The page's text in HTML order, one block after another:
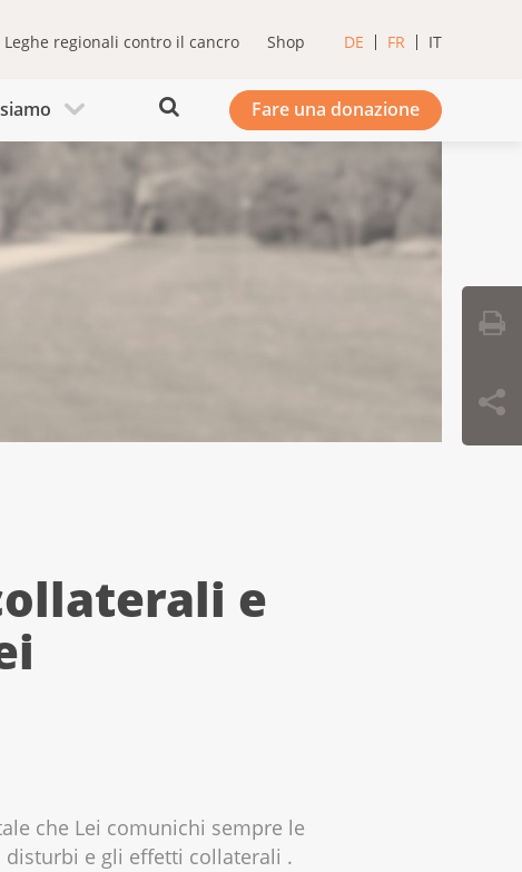
Leghe regionali contro il cancro Shop DE FR IT
Fare una donazione
e
che Lei comunichi sempre le
disturbi e ‌‌gli‌‌ ‌‌effetti collaterali‌‌ ‌‌.